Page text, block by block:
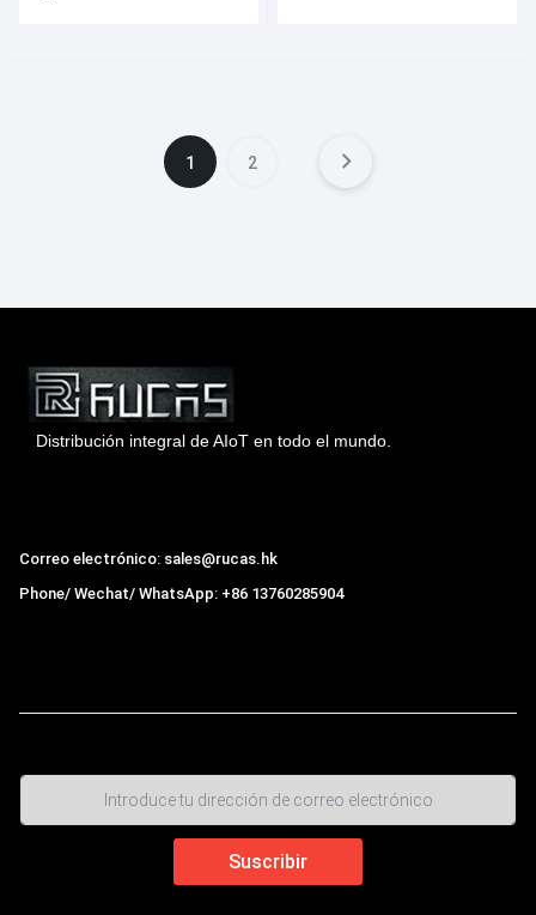
1 2
Distribución integral de AIoT en todo el mundo.
Correo electrónico: sales@rucas.hk
Phone/ Wechat/ WhatsApp: +86 13760285904